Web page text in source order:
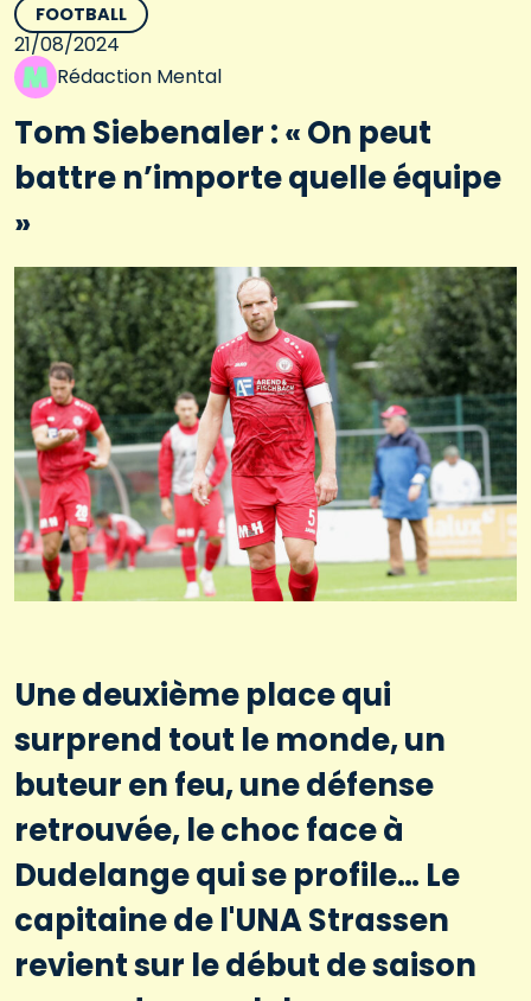
FOOTBALL
21/08/2024
Rédaction Mental
Tom Siebenaler : « On peut
battre n’importe quelle équipe
»
Une deuxième place qui
surprend tout le monde, un
buteur en feu, une défense
retrouvée, le choc face à
Dudelange qui se profile… Le
capitaine de l'UNA Strassen
revient sur le début de saison